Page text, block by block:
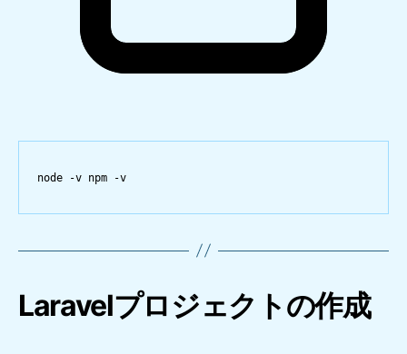
node -v npm -v
Laravelプロジェクトの作成